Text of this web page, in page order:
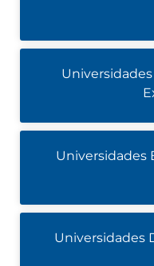
Universidades
Universidades
Universidades